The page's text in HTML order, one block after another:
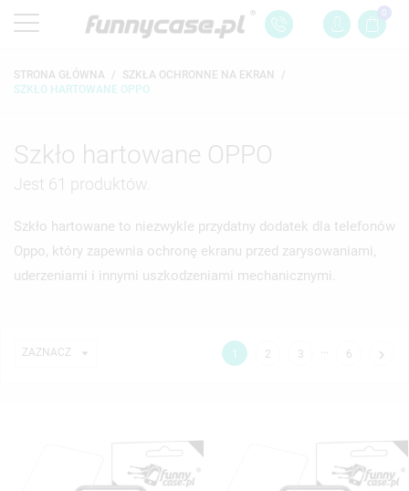
0
STRONA GŁÓWNA
SZKŁA OCHRONNE NA EKRAN
SZKŁO HARTOWANE OPPO
Szkło hartowane OPPO
Jest 61 produktów.
Szkło hartowane to niezwykle przydatny dodatek dla telefonów
Oppo, który zapewnia ochronę ekranu przed zarysowaniami,
uderzeniami i innymi uszkodzeniami mechanicznymi.
ZAZNACZ  1 2 3 … 6 